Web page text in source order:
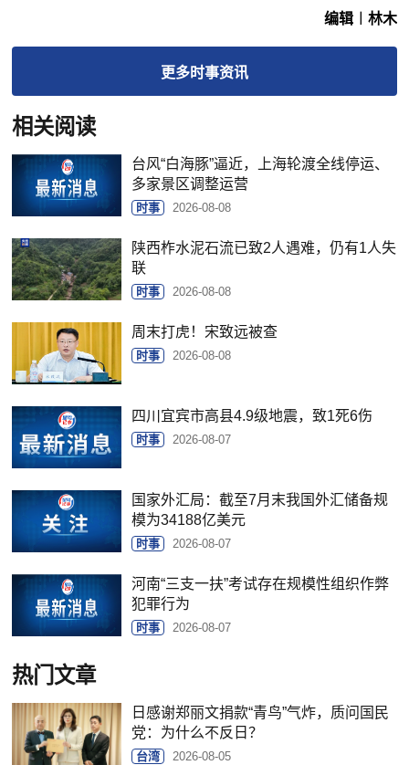
编辑︱林木
更多时事资讯
相关阅读
台风“白海豚”逼近，上海轮渡全线停运、
多家景区调整运营
时事 2026-08-08
陕西柞水泥石流已致2人遇难，仍有1人失
联
时事 2026-08-08
周末打虎！宋致远被查
时事 2026-08-08
四川宜宾市高县4.9级地震，致1死6伤
时事 2026-08-07
国家外汇局：截至7月末我国外汇储备规
模为34188亿美元
时事 2026-08-07
河南“三支一扶”考试存在规模性组织作弊
犯罪行为
时事 2026-08-07
热门文章
日感谢郑丽文捐款“青鸟”气炸，质问国民
党：为什么不反日？
台湾 2026-08-05